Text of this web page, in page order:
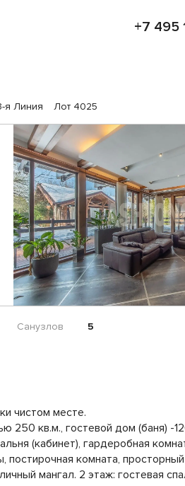
+7 495
я Линия Лот 4025
Санузлов 5
чистом месте.
кв.м., гостевой дом (баня) -
(кабинет), гардеробная
комната,
мангал. 2 этаж: гостевая